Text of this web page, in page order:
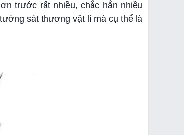
trước rất nhiều, chắc hẳn nhiều
sát thương vật lí mà cụ thể là